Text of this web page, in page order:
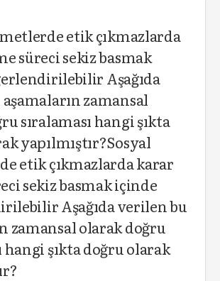
etik çıkmazlarda
süreci sekiz basmak
Aşağıda
zamansal
sıralaması hangi şıkta
yapılmıştır?Sosyal
etik çıkmazlarda karar
sekiz basmak içinde
Aşağıda verilen bu
zamansal olarak doğru
hangi şıkta doğru olarak